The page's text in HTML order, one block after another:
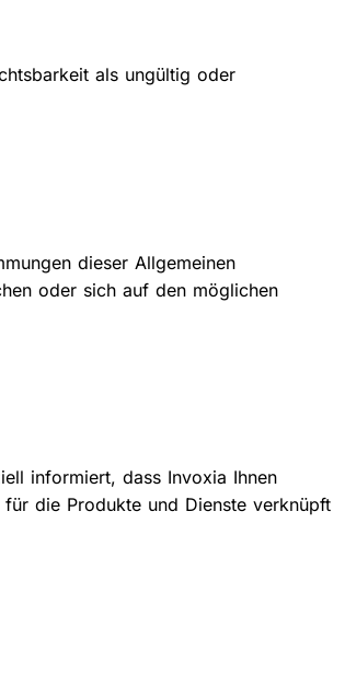
als ungültig oder
dieser Allgemeinen
oder sich auf den möglichen
informiert, dass Invoxia Ihnen
die Produkte und Dienste verknüpft